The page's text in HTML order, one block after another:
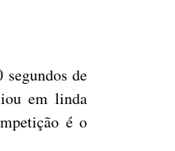
de
em linda
é o